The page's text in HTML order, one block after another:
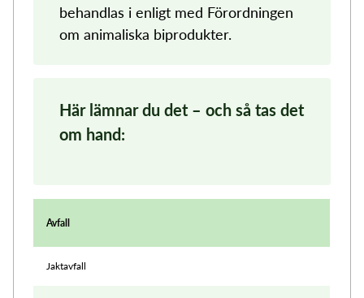
behandlas i enligt med Förordningen
om animaliska biprodukter.
Här lämnar du det – och så tas det
om hand:
Avfall
Jaktavfall